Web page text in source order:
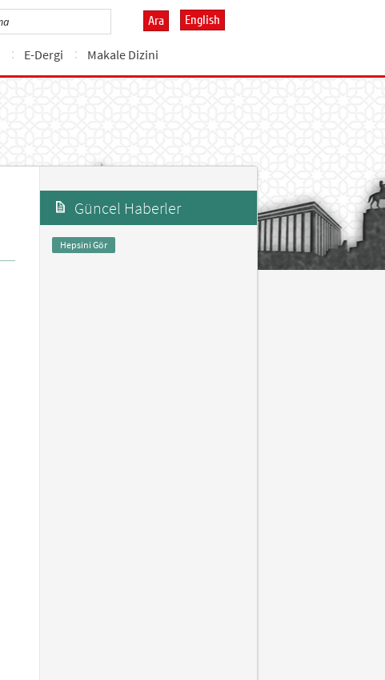
Ara English
E-Dergi Makale Dizini
Güncel Haberler
Hepsini Gör